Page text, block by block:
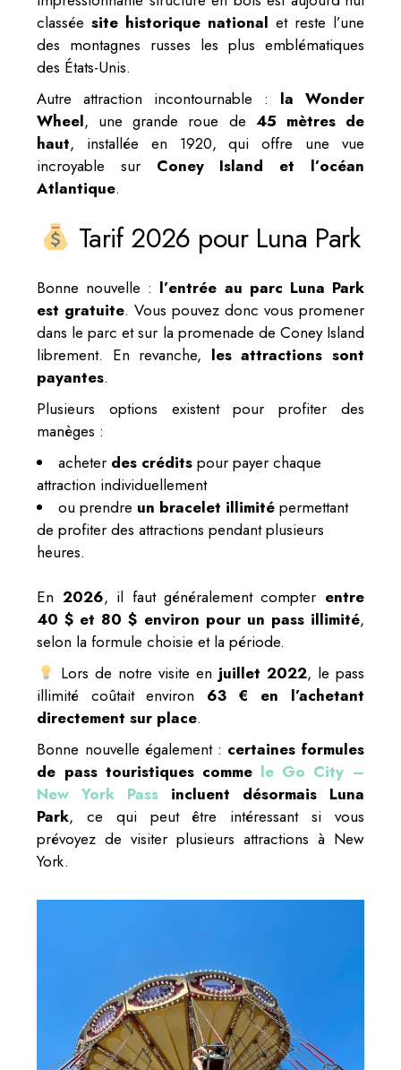
classéesite historique national et reste l’une
des montagnes russes les plus emblématiques
des États-Unis.
Autre attraction incontournable : la Wonder
Wheel, une grande roue de 45 mètres de
haut, installée en 1920, qui offre une vue
incroyable sur Coney Island et l’océan
Atlantique.
Tarif 2026 pour Luna Park
Bonne nouvelle : l’entrée au parc Luna Park
est gratuite. Vous pouvez donc vous promener
dans le parc et sur la promenade de Coney Island
librement. En revanche, les attractions sont
payantes.
Plusieurs options existent pour profiter des
manèges :
acheter des crédits pour payer chaque
attraction individuellement
ou prendre un bracelet illimité permettant
de profiter des attractions pendant plusieurs
heures.
En 2026, il faut généralement compter entre
40 $ et 80 $ environ pour un pass illimité,
selon la formule choisie et la période.
Lors de notre visite en juillet 2022, le pass
illimité coûtait environ 63 € en l’achetant
directement sur place.
Bonne nouvelle également : certaines formules
de pass touristiques comme le Go City –
New York Pass incluent désormais Luna
Park, ce qui peut être intéressant si vous
prévoyez de visiter plusieurs attractions à New
York.